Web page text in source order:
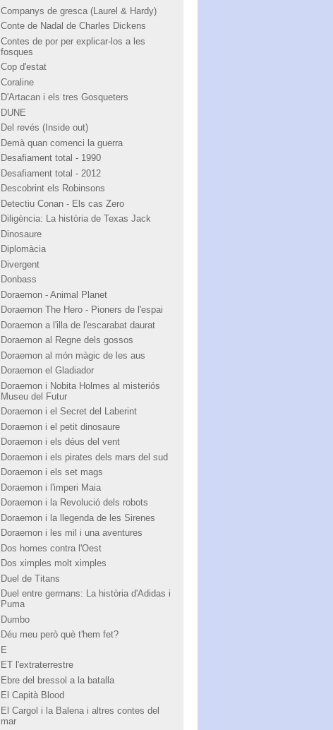
Companys de gresca (Laurel & Hardy)
Conte de Nadal de Charles Dickens
Contes de por per explicar-los a les
fosques
Cop d'estat
Coraline
D'Artacan i els tres Gosqueters
DUNE
Del revés (Inside out)
Demà quan comenci la guerra
Desafiament total - 1990
Desafiament total - 2012
Descobrint els Robinsons
Detectiu Conan - Els cas Zero
Diligència: La història de Texas Jack
Dinosaure
Diplomàcia
Divergent
Donbass
Doraemon - Animal Planet
Doraemon The Hero - Pioners de l'espai
Doraemon a l'illa de l'escarabat daurat
Doraemon al Regne dels gossos
Doraemon al món màgic de les aus
Doraemon el Gladiador
Doraemon i Nobita Holmes al misteriós
Museu del Futur
Doraemon i el Secret del Laberint
Doraemon i el petit dinosaure
Doraemon i els déus del vent
Doraemon i els pirates dels mars del sud
Doraemon i els set mags
Doraemon i l'imperi Maia
Doraemon i la Revolució dels robots
Doraemon i la llegenda de les Sirenes
Doraemon i les mil i una aventures
Dos homes contra l'Oest
Dos ximples molt ximples
Duel de Titans
Duel entre germans: La història d'Adidas i
Puma
Dumbo
Déu meu però què t'hem fet?
E
ET l'extraterrestre
Ebre del bressol a la batalla
El Capità Blood
El Cargol i la Balena i altres contes del
mar